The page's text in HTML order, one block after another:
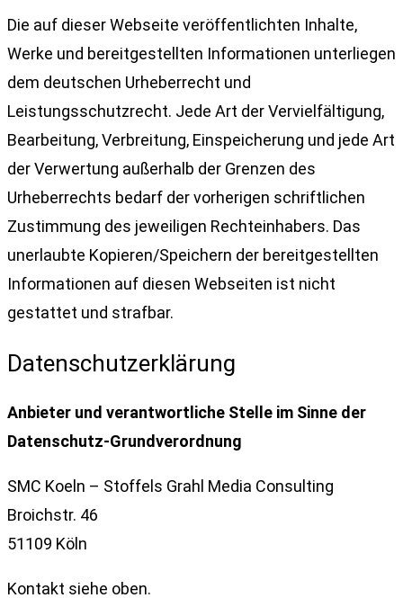
Die auf dieser Webseite veröffentlichten Inhalte,
Werke und bereitgestellten Informationen unterliegen
dem deutschen Urheberrecht und
Leistungsschutzrecht. Jede Art der Vervielfältigung,
Bearbeitung, Verbreitung, Einspeicherung und jede Art
der Verwertung außerhalb der Grenzen des
Urheberrechts bedarf der vorherigen schriftlichen
Zustimmung des jeweiligen Rechteinhabers. Das
unerlaubte Kopieren/Speichern der bereitgestellten
Informationen auf diesen Webseiten ist nicht
gestattet und strafbar.
Datenschutzerklärung
Anbieter und verantwortliche Stelle im Sinne der
Datenschutz-Grundverordnung
SMC Koeln – Stoffels Grahl Media Consulting
Broichstr. 46
51109 Köln
Kontakt siehe oben.